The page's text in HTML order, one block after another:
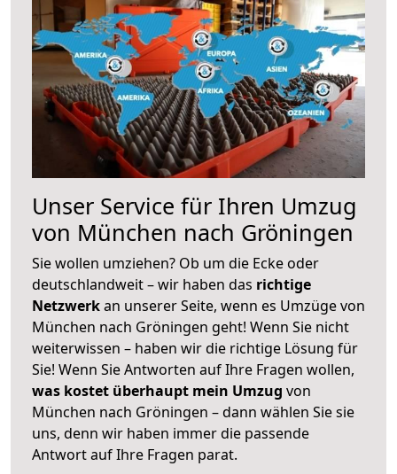
Unser Service für Ihren Umzug
von München nach Gröningen
Sie wollen umziehen? Ob um die Ecke oder
deutschlandweit – wir haben das richtige
Netzwerkan unserer Seite, wenn es Umzüge von
München nach Gröningen geht! Wenn Sie nicht
weiterwissen – haben wir die richtige Lösung für
Sie! Wenn Sie Antworten auf Ihre Fragen wollen,
was kostet überhaupt mein Umzug von
München nach Gröningen – dann wählen Sie sie
uns, denn wir haben immer die passende
Antwort auf Ihre Fragen parat.